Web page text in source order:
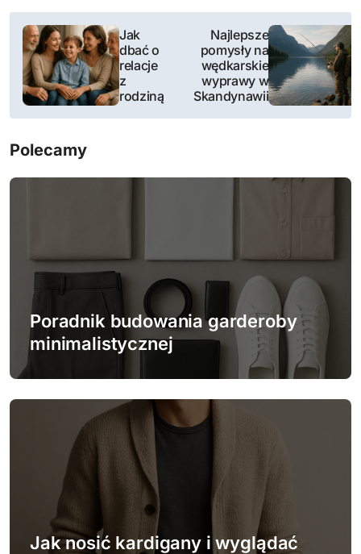
N
w
i
g
a
i
Jak
dbać o
relacje
z
rodziną
Najlepsze
pomysły na
wędkarskie
wyprawy w
Skandynawii
Polecamy
Poradnik budowania garderoby
minimalistycznej
Jak nosić kardigany i wyglądać